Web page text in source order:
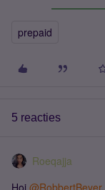
prepaid
5 reacties
Roeqajja
Hoi @RobbertBeyer,